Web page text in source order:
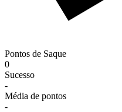
Pontos de Saque
0
Sucesso
-
Média de pontos
-